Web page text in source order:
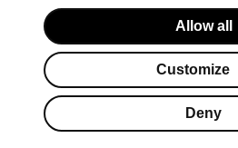
Allow all
Customize
Deny